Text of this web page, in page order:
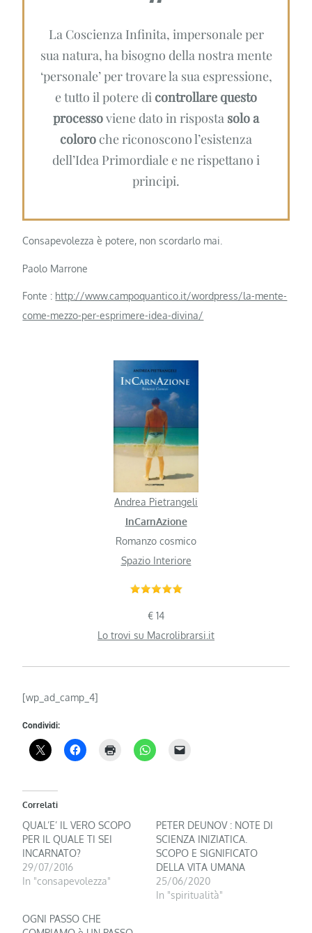
La Coscienza Infinita, impersonale per
sua natura, ha bisogno della nostra mente
‘personale’ per trovare la sua espressione,
e tutto il potere di controllare questo
processoviene dato in risposta solo a
coloro che riconoscono l’esistenza
dell’Idea Primordiale e ne rispettano i
principi.
Consapevolezza è potere, non scordarlo mai.
Paolo Marrone
Fonte : http://www.campoquantico.it/wordpress/la-mente-
come-mezzo-per-esprimere-idea-divina/
Andrea Pietrangeli
InCarnAzione
Romanzo cosmico
Spazio Interiore
€ 14
Lo trovi su Macrolibrarsi.it
[wp_ad_camp_4]
Condividi:
Correlati
QUAL’E’ IL VERO SCOPO
PER IL QUALE TI SEI
INCARNATO?
29/07/2016
In "consapevolezza"
PETER DEUNOV : NOTE DI
SCIENZA INIZIATICA.
SCOPO E SIGNIFICATO
DELLA VITA UMANA
25/06/2020
In "spiritualità"
OGNI PASSO CHE